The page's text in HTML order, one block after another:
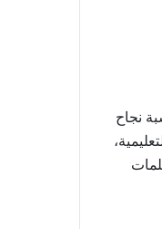
نجاح